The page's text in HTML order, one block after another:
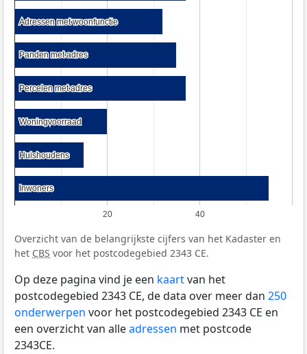
20 40
Adressen met woonfunctie
Adressen met woonfunctie
Panden met adres
Panden met adres
Percelen met adres
Percelen met adres
Woningvoorraad
Woningvoorraad
Huishoudens
Huishoudens
Inwoners
Inwoners
Overzicht van de belangrijkste cijfers van het Kadaster en
het CBS voor het postcodegebied 2343 CE.
Op deze pagina vind je een kaartvan het
postcodegebied 2343 CE, de data over meer dan 250
onderwerpen voor het postcodegebied 2343 CE en
een overzicht van alleadressen met postcode
2343CE.